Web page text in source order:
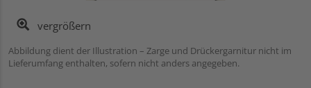
vergrößern
Abbildung dient der Illustration – Zarge und Drückergarnitur nicht im
Lieferumfang enthalten, sofern nicht anders angegeben.